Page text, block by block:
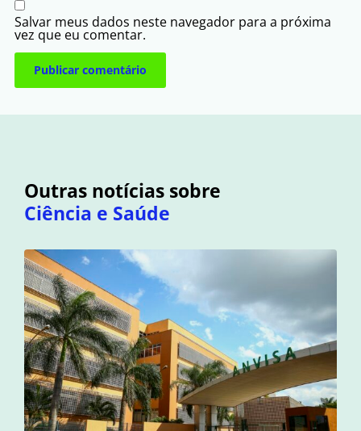
Salvar meus dados neste navegador para a próxima
vez que eu comentar.
Outras notícias sobre
Ciência e Saúde